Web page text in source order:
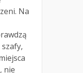
Na
nie